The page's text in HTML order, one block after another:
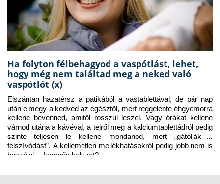
Ha folyton félbehagyod a vaspótlást, lehet,
hogy még nem találtad meg a neked való
vaspótlót (x)
Elszántan hazatérsz a patikából a vastablettával, de pár nap
után elmegy a kedved az egésztől, mert reggelente éhgyomorra
kellene bevenned, amitől rosszul leszel. Vagy órákat kellene
várnod utána a kávéval, a tejről meg a kalciumtablettádról pedig
szinte teljesen le kellene mondanod, mert „gátolják a
felszívódást”. A kellemetlen mellékhatásokról pedig jobb nem is
beszélni… Ismerős helyzet?